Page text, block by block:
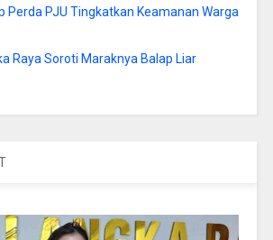
Perda PJU Tingkatkan Keamanan Warga
Raya Soroti Maraknya Balap Liar